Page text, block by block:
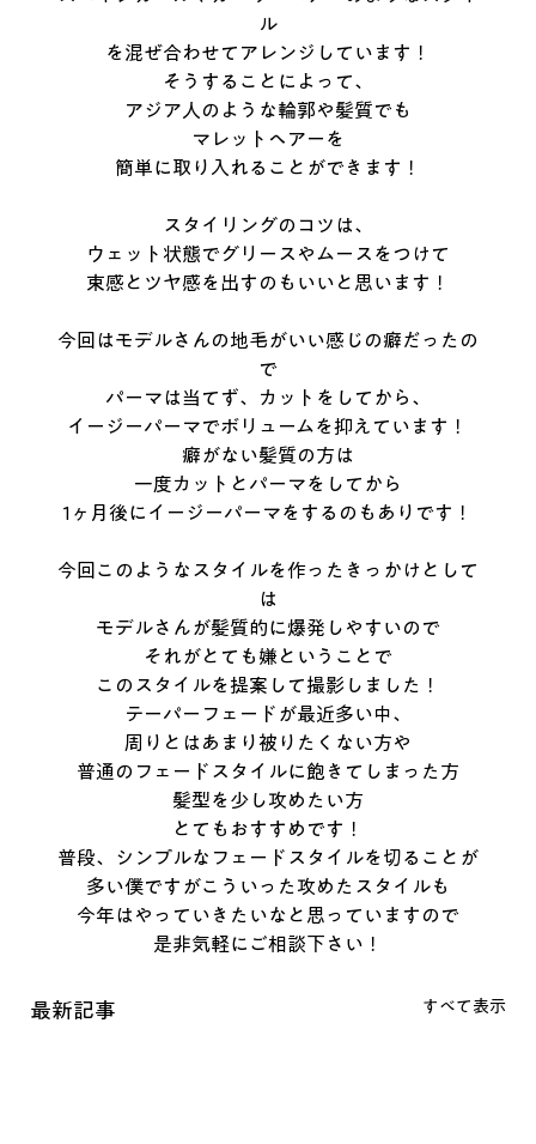
ル
を混ぜ合わせてアレンジしています！
そうすることによって、
アジア人のような輪郭や髪質でも
マレットヘアーを
簡単に取り入れることができます！
スタイリングのコツは、
ウェット状態でグリースやムースをつけて
束感とツヤ感を出すのもいいと思います！
今回はモデルさんの地毛がいい感じの癖だったの
で
パーマは当てず、カットをしてから、
イージーパーマでボリュームを抑えています！
癖がない髪質の方は
一度カットとパーマをしてから
1ヶ月後にイージーパーマをするのもありです！
今回このようなスタイルを作ったきっかけとして
は
モデルさんが髪質的に爆発しやすいので
それがとても嫌ということで
このスタイルを提案して撮影しました！
テーパーフェードが最近多い中、
周りとはあまり被りたくない方や
普通のフェードスタイルに飽きてしまった方
髪型を少し攻めたい方
とてもおすすめです！
普段、シンプルなフェードスタイルを切ることが
多い僕ですがこういった攻めたスタイルも
今年はやっていきたいなと思っていますので
是非気軽にご相談下さい！
最新記事 すべて表示